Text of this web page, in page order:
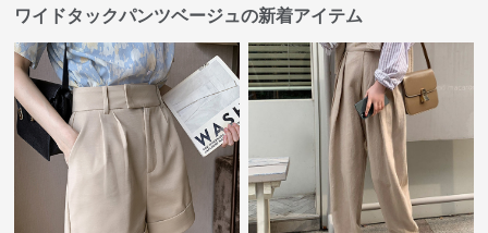
ワイドタックパンツベージュの新着アイテム